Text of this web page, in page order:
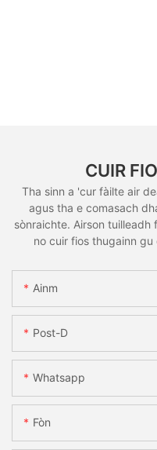
CUIR
Tha sinn a 'cur fàilte air
agus tha e comasach
sònraichte. Airson
no cuir fios thugainn
Ainm
Post-D
Whatsapp
Fòn